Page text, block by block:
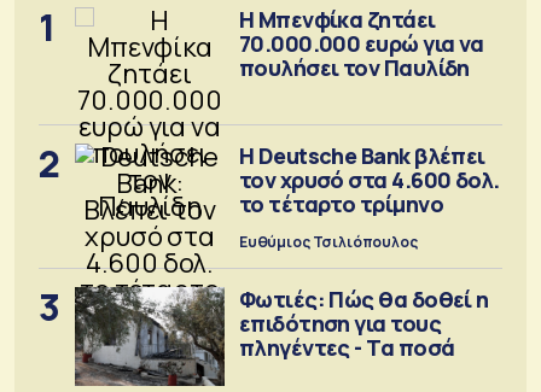
1
Η Μπενφίκα ζητάει
70.000.000 ευρώ για να
πουλήσει τον Παυλίδη
2
Η Deutsche Bank βλέπει
τον χρυσό στα 4.600 δολ.
το τέταρτο τρίμηνο
Ευθύμιος Τσιλιόπουλος
3
Φωτιές: Πώς θα δοθεί η
επιδότηση για τους
πληγέντες - Τα ποσά